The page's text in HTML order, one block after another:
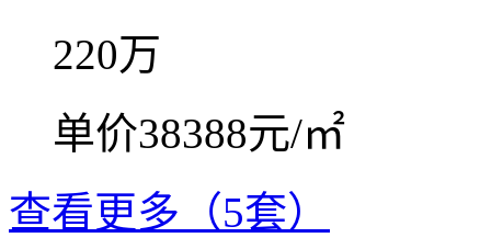
220万
单价38388元/㎡
查看更多（5套）